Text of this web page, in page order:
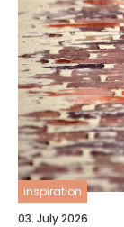
inspiration
03. July 2026